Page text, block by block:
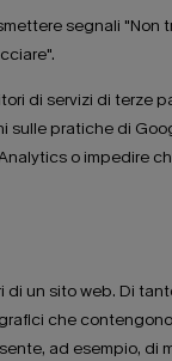
segnali
di servizi di terze
pratiche di
o impedire
un sito web. Di
che
ad esempio,